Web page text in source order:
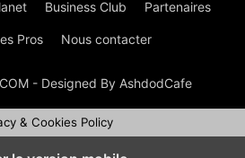
Business Club Partenaires
Pros Nous contacter
- Designed By AshdodCafe
& Cookies Policy